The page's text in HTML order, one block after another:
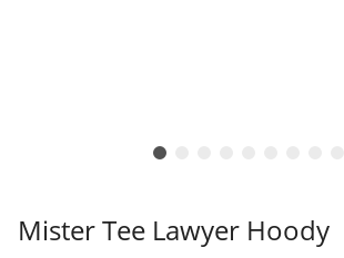
Mister Tee Lawyer Hoody